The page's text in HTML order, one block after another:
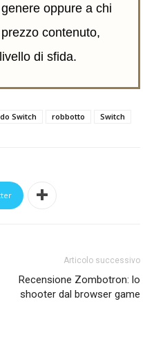
oppure a chi
contenuto,
di sfida.
Switch robbotto Switch
Articolo successivo
Recensione Zombotron: lo
shooter dal browser game